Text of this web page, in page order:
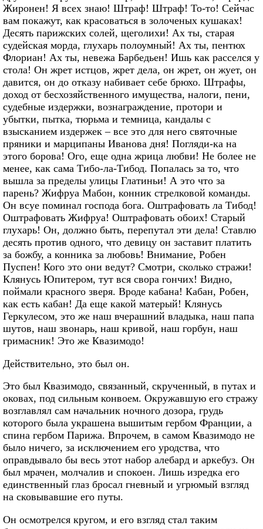
Жиронен! Я всех знаю! Штраф! Штраф! То‑то! Сейчас
вам покажут, как красоваться в золоченых кушаках!
Десять парижских солей, щеголихи! Ах ты, старая
судейская морда, глухарь полоумный! Ах ты, пентюх
Флориан! Ах ты, невежа Барбедьен! Ишь как расселся у
стола! Он жрет истцов, жрет дела, он жрет, он жует, он
давится, он до отказу набивает себе брюхо. Штрафы,
доход от бесхозяйственного имущества, налоги, пени,
судебные издержки, вознаграждение, протори и
убытки, пытка, тюрьма и темница, кандалы с
взысканием издержек – все это для него святочные
пряники и марципаны Иванова дня! Погляди‑ка на
этого борова! Ого, еще одна жрица любви! Не более не
менее, как сама Тибо‑ла‑Тибод. Попалась за то, что
вышла за пределы улицы Глатиньи! А это что за
парень? Жифруа Мабон, конник стрелковой команды.
Он всуе поминал господа бога. Оштрафовать ла Тибод!
Оштрафовать Жифруа! Оштрафовать обоих! Старый
глухарь! Он, должно быть, перепутал эти дела! Ставлю
десять против одного, что девицу он заставит платить
за божбу, а конника за любовь! Внимание, Робен
Пуспен! Кого это они ведут? Смотри, сколько стражи!
Клянусь Юпитером, тут вся свора гончих! Видно,
поймали красного зверя. Вроде кабана! Кабан, Робен,
как есть кабан! Да еще какой матерый! Клянусь
Геркулесом, это же наш вчерашний владыка, наш папа
шутов, наш звонарь, наш кривой, наш горбун, наш
гримасник! Это же Квазимодо!
Действительно, это был он.
Это был Квазимодо, связанный, скрученный, в путах и
оковах, под сильным конвоем. Окружавшую его стражу
возглавлял сам начальник ночного дозора, грудь
которого была украшена вышитым гербом Франции, а
спина гербом Парижа. Впрочем, в самом Квазимодо не
было ничего, за исключением его уродства, что
оправдывало бы весь этот набор алебард и аркебуз. Он
был мрачен, молчалив и спокоен. Лишь изредка его
единственный глаз бросал гневный и угрюмый взгляд
на сковывавшие его путы.
Он осмотрелся кругом, и его взгляд стал таким